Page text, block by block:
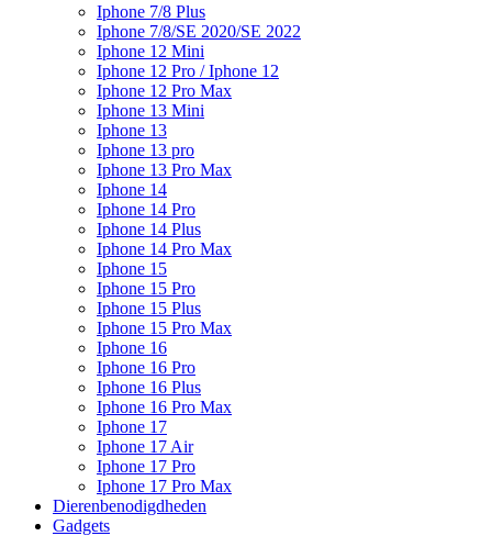
Iphone 7/8 Plus
Iphone 7/8/SE 2020/SE 2022
Iphone 12 Mini
Iphone 12 Pro / Iphone 12
Iphone 12 Pro Max
Iphone 13 Mini
Iphone 13
Iphone 13 pro
Iphone 13 Pro Max
Iphone 14
Iphone 14 Pro
Iphone 14 Plus
Iphone 14 Pro Max
Iphone 15
Iphone 15 Pro
Iphone 15 Plus
Iphone 15 Pro Max
Iphone 16
Iphone 16 Pro
Iphone 16 Plus
Iphone 16 Pro Max
Iphone 17
Iphone 17 Air
Iphone 17 Pro
Iphone 17 Pro Max
Dierenbenodigdheden
Gadgets